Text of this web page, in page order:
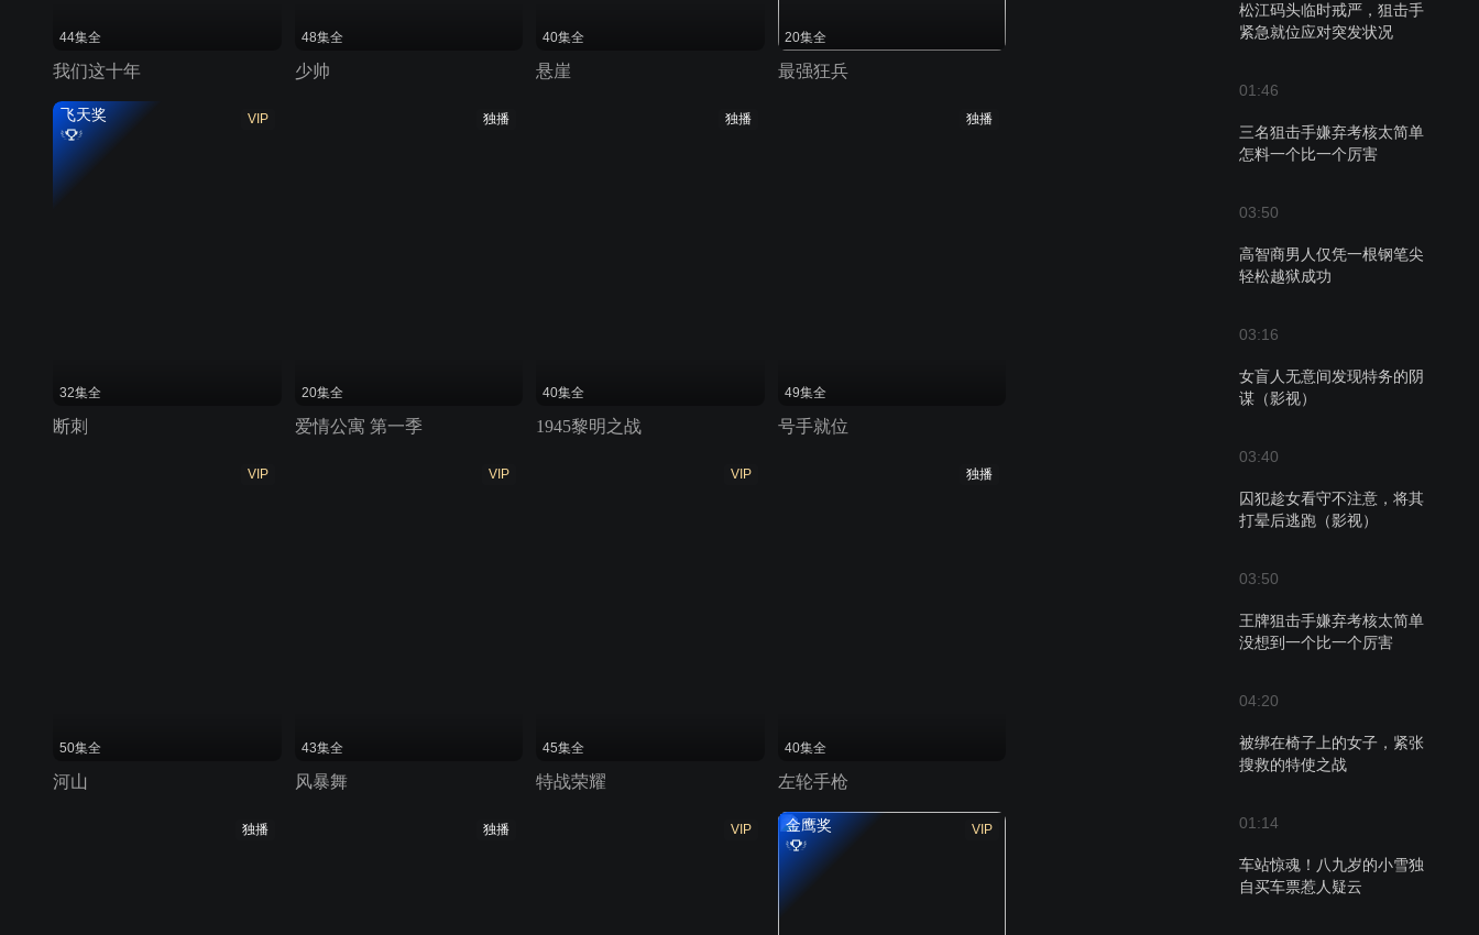
松江码头临时戒严，狙击手
紧急就位应对突发状况
01:46
三名狙击手嫌弃考核太简单
怎料一个比一个厉害
03:50
高智商男人仅凭一根钢笔尖
轻松越狱成功
03:16
女盲人无意间发现特务的阴
谋（影视）
03:40
囚犯趁女看守不注意，将其
打晕后逃跑（影视）
03:50
王牌狙击手嫌弃考核太简单
没想到一个比一个厉害
04:20
被绑在椅子上的女子，紧张
搜救的特使之战
01:14
车站惊魂！八九岁的小雪独
自买车票惹人疑云
44集全
我们这十年
48集全
少帅
40集全
悬崖
20集全
最强狂兵
VIP
飞天奖
32集全
断刺
独播
20集全
爱情公寓 第一季
独播
40集全
1945黎明之战
独播
49集全
号手就位
VIP
50集全
河山
VIP
43集全
风暴舞
VIP
45集全
特战荣耀
独播
40集全
左轮手枪
独播 独播 VIP VIP
金鹰奖